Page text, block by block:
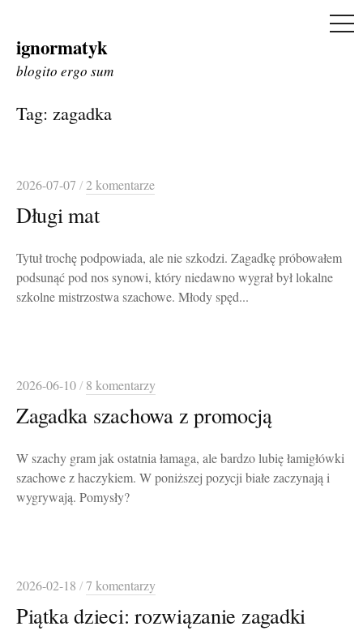
Skip
to
ignormatyk
blogito ergo sum
Tag: zagadka
2026-07-07 /2 komentarze
Długi mat
Tytuł trochę podpowiada, ale nie szkodzi. Zagadkę próbowałem
podsunąć pod nos synowi, który niedawno wygrał był lokalne
szkolne mistrzostwa szachowe. Młody spęd...
2026-06-10/ 8 komentarzy
Zagadka szachowa z promocją
W szachy gram jak ostatnia łamaga, ale bardzo lubię łamigłówki
szachowe z haczykiem. W poniższej pozycji białe zaczynają i
wygrywają. Pomysły?
2026-02-18 /7 komentarzy
Piątka dzieci: rozwiązanie zagadki